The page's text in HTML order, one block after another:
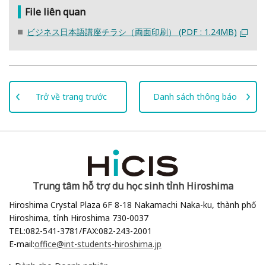
File liên quan
ビジネス日本語講座チラシ（両面印刷） (PDF : 1.24MB)
Trở về trang trước Danh sách thông báo
Trung tâm hỗ trợ du học sinh tỉnh Hiroshima
Hiroshima Crystal Plaza 6F 8-18 Nakamachi Naka-ku, thành phố
Hiroshima, tỉnh Hiroshima 730-0037
TEL:082-541-3781/FAX:082-243-2001
E-mail:office@int-students-hiroshima.jp